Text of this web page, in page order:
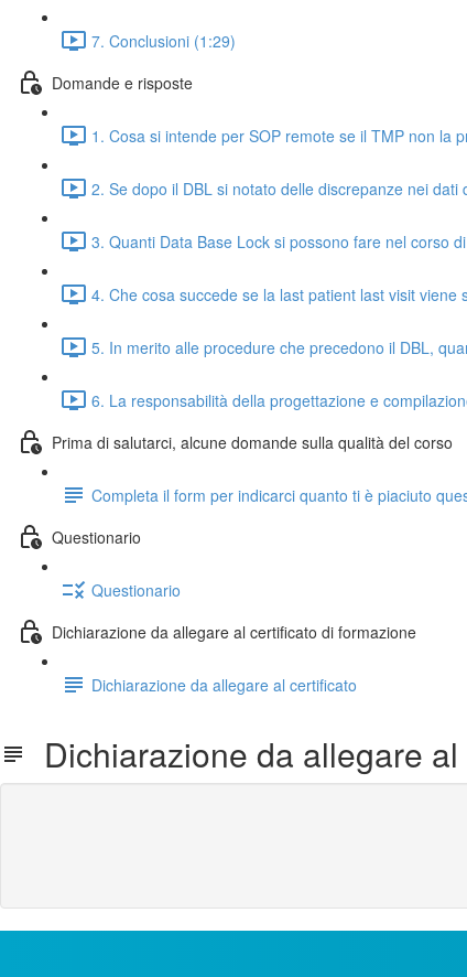
7. Conclusioni (1:29)
Domande e risposte
1. Cosa si intende per SOP remote se il TMP non la
2. Se dopo il DBL si notato delle discrepanze nei
3. Quanti Data Base Lock si possono fare nel corso
4. Che cosa succede se la last patient last visit viene
5. In merito alle procedure che precedono il DBL,
6. La responsabilità della progettazione e
Prima di salutarci, alcune domande sulla qualità del corso
Completa il form per indicarci quanto ti è piaciuto
Questionario
Questionario
Dichiarazione da allegare al certificato di formazione
Dichiarazione da allegare al certificato
Dichiarazione da allegare